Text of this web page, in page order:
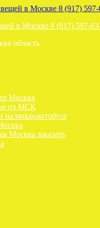
в Москве 8 (917) 597-
область
Москва
из МСК
на микроавтобусе
Москва заказать